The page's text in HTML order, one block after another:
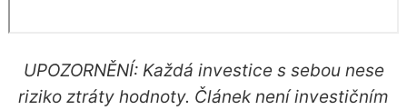
UPOZORNĚNÍ: Každá investice s sebou nese
riziko ztráty hodnoty. Článek není investičním